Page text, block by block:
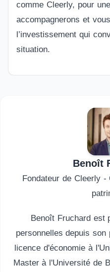
comme Cleerly, pour
accompagnerons et
l’investissement qui
situation.
Benoît
Fondateur de Cleerly
Benoît Fruchard est
personnelles depuis
licence d'économie à
Master à l'Université de